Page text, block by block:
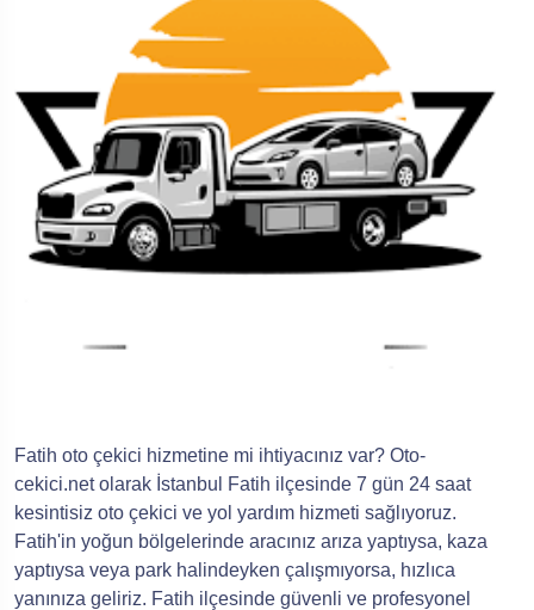
Fatih oto çekici hizmetine mi ihtiyacınız var? Oto-
cekici.net olarak İstanbul Fatih ilçesinde 7 gün 24 saat
kesintisiz oto çekici ve yol yardım hizmeti sağlıyoruz.
Fatih'in yoğun bölgelerinde aracınız arıza yaptıysa, kaza
yaptıysa veya park halindeyken çalışmıyorsa, hızlıca
yanınıza geliriz. Fatih ilçesinde güvenli ve profesyonel